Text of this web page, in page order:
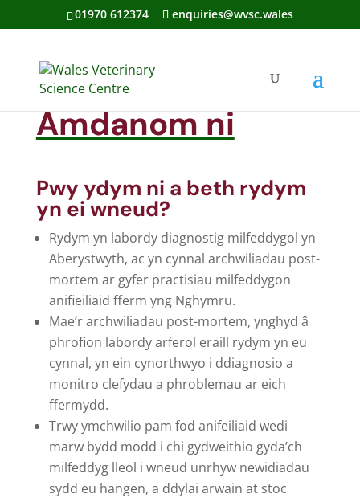
01970 612374 enquiries@wvsc.wales
Amdanom ni
Pwy ydym ni a beth rydym
yn ei wneud?
Rydym yn labordy diagnostig milfeddygol yn
Aberystwyth, ac yn cynnal archwiliadau post-
mortem ar gyfer practisiau milfeddygon
anifieiliaid fferm yng Nghymru.
Mae’r archwiliadau post-mortem, ynghyd â
phrofion labordy arferol eraill rydym yn eu
cynnal, yn ein cynorthwyo i ddiagnosio a
monitro clefydau a phroblemau ar eich
ffermydd.
Trwy ymchwilio pam fod anifeiliaid wedi
marw bydd modd i chi gydweithio gyda’ch
milfeddyg lleol i wneud unrhyw newidiadau
sydd eu hangen, a ddylai arwain at stoc